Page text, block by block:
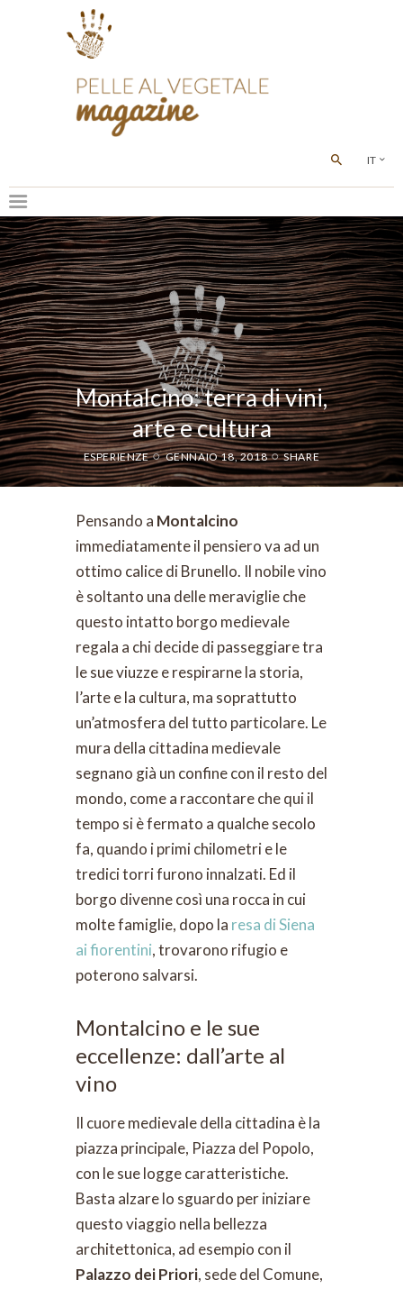
IT
Montalcino: terra di vini,
arte e cultura
ESPERIENZE GENNAIO 18, 2018 SHARE
Pensando a Montalcino
immediatamente il pensiero va ad un
ottimo calice di Brunello. Il nobile vino
è soltanto una delle meraviglie che
questo intatto borgo medievale
regala a chi decide di passeggiare tra
le sue viuzze e respirarne la storia,
l’arte e la cultura, ma soprattutto
un’atmosfera del tutto particolare. Le
mura della cittadina medievale
segnano già un confine con il resto del
mondo, come a raccontare che qui il
tempo si è fermato a qualche secolo
fa, quando i primi chilometri e le
tredici torri furono innalzati. Ed il
borgo divenne così una rocca in cui
molte famiglie, dopo la resa di Siena
ai fiorentini, trovarono rifugio e
poterono salvarsi.
Montalcino e le sue
eccellenze: dall’arte al
vino
Il cuore medievale della cittadina è la
piazza principale, Piazza del Popolo,
con le sue logge caratteristiche.
Basta alzare lo sguardo per iniziare
questo viaggio nella bellezza
architettonica, ad esempio con il
Palazzo dei Priori, sede del Comune,